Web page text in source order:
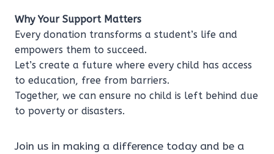
Why Your Support Matters
Every donation transforms a student’s life and
empowers them to succeed.
Let’s create a future where every child has access
to education, free from barriers.
Together, we can ensure no child is left behind due
to poverty or disasters.
Join us in making a difference today and be a